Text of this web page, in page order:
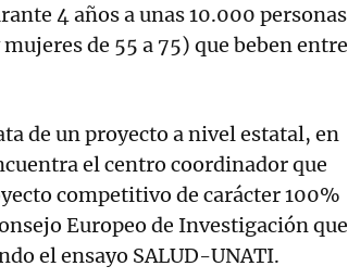
4 años a unas 10.000 personas
de 55 a 75) que beben entre
de un proyecto a nivel estatal, en
el centro coordinador que
competitivo de carácter 100%
Europeo de Investigación que
el ensayo SALUD-UNATI.